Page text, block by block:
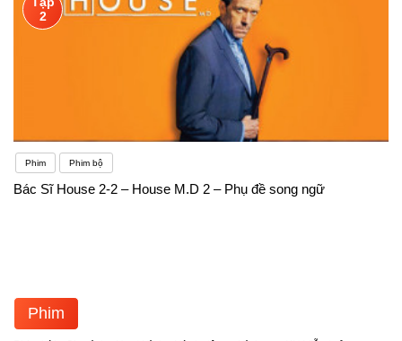
2
Phim Phim bộ
Bác Sĩ House 2-2 – House M.D 2 – Phụ đề song ngữ
Phim